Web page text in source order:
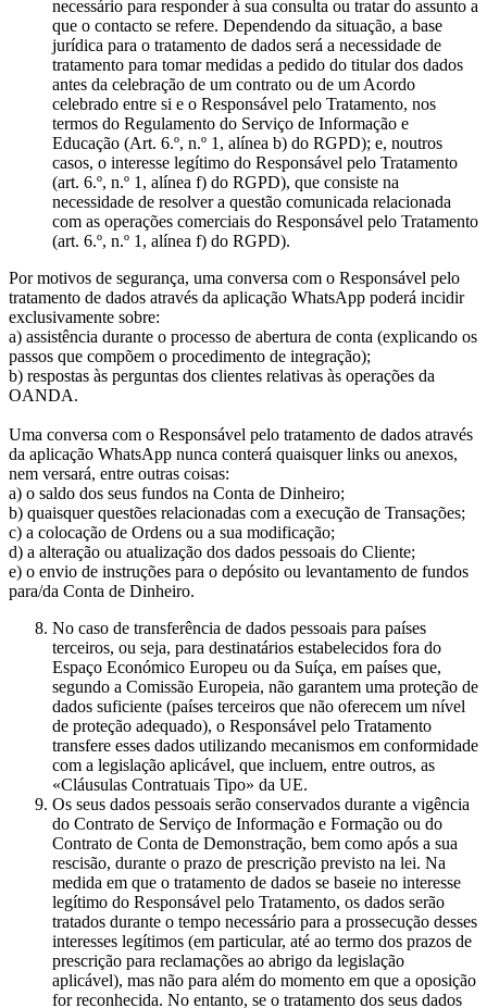
necessário para responder à sua consulta ou tratar do assunto a
que o contacto se refere. Dependendo da situação, a base
jurídica para o tratamento de dados será a necessidade de
tratamento para tomar medidas a pedido do titular dos dados
antes da celebração de um contrato ou de um Acordo
celebrado entre si e o Responsável pelo Tratamento, nos
termos do Regulamento do Serviço de Informação e
Educação (Art. 6.º, n.º 1, alínea b) do RGPD); e, noutros
casos, o interesse legítimo do Responsável pelo Tratamento
(art. 6.º, n.º 1, alínea f) do RGPD), que consiste na
necessidade de resolver a questão comunicada relacionada
com as operações comerciais do Responsável pelo Tratamento
(art. 6.º, n.º 1, alínea f) do RGPD).
Por motivos de segurança, uma conversa com o Responsável pelo
tratamento de dados através da aplicação WhatsApp poderá incidir
exclusivamente sobre:
a) assistência durante o processo de abertura de conta (explicando os
passos que compõem o procedimento de integração);
b) respostas às perguntas dos clientes relativas às operações da
OANDA.
Uma conversa com o Responsável pelo tratamento de dados através
da aplicação WhatsApp nunca conterá quaisquer links ou anexos,
nem versará, entre outras coisas:
a) o saldo dos seus fundos na Conta de Dinheiro;
b) quaisquer questões relacionadas com a execução de Transações;
c) a colocação de Ordens ou a sua modificação;
d) a alteração ou atualização dos dados pessoais do Cliente;
e) o envio de instruções para o depósito ou levantamento de fundos
para/da Conta de Dinheiro.
No caso de transferência de dados pessoais para países
terceiros, ou seja, para destinatários estabelecidos fora do
Espaço Económico Europeu ou da Suíça, em países que,
segundo a Comissão Europeia, não garantem uma proteção de
dados suficiente (países terceiros que não oferecem um nível
de proteção adequado), o Responsável pelo Tratamento
transfere esses dados utilizando mecanismos em conformidade
com a legislação aplicável, que incluem, entre outros, as
«Cláusulas Contratuais Tipo» da UE.
Os seus dados pessoais serão conservados durante a vigência
do Contrato de Serviço de Informação e Formação ou do
Contrato de Conta de Demonstração, bem como após a sua
rescisão, durante o prazo de prescrição previsto na lei. Na
medida em que o tratamento de dados se baseie no interesse
legítimo do Responsável pelo Tratamento, os dados serão
tratados durante o tempo necessário para a prossecução desses
interesses legítimos (em particular, até ao termo dos prazos de
prescrição para reclamações ao abrigo da legislação
aplicável), mas não para além do momento em que a oposição
for reconhecida. No entanto, se o tratamento dos seus dados